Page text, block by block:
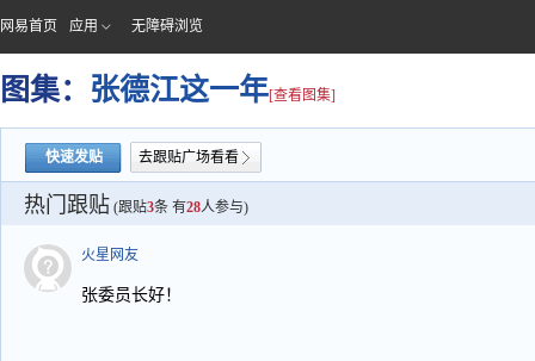
网易首页 应用 无障碍浏览
图集： 张德江这一年[查看图集]
快速发贴 去跟贴广场看看
热门跟贴 (跟贴3条 有28人参与)
火星网友
张委员长好！